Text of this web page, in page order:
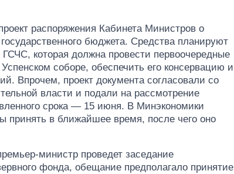
распоряжения Кабинета Министров о
бюджета. Средства планируют
которая должна провести первоочередные
соборе, обеспечить его консервацию и
Впрочем, проект документа согласовали со
власти и подали на рассмотрение
срока — 15 июня. В Минэкономики
принять в ближайшее время, после чего оно
министр проведет заседание
фонда, обещание предполагало принятие